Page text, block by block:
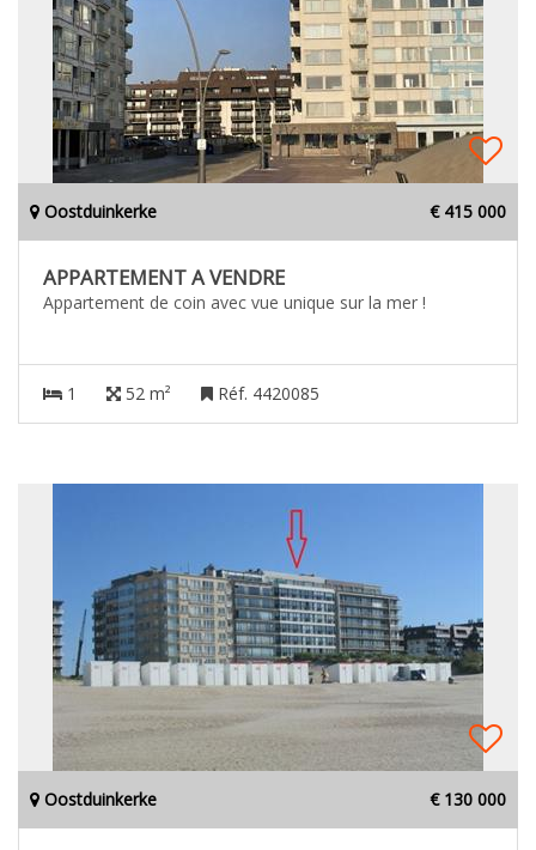
Oostduinkerke € 415 000
APPARTEMENT A VENDRE
Appartement de coin avec vue unique sur la mer !
1 52 m² Réf. 4420085
Oostduinkerke € 130 000